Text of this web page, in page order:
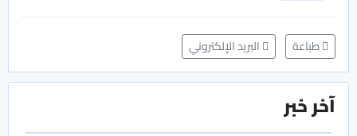
طباعة البريد الإلكتروني
آخر خبر